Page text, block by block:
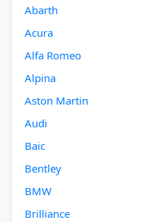
Abarth
Acura
Alfa Romeo
Alpina
Aston Martin
Audi
Baic
Bentley
BMW
Brilliance